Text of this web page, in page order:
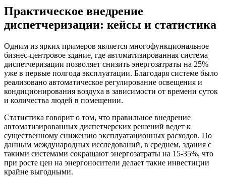
Практическое внедрение
диспетчеризации: кейсы и статистика
Одним из ярких примеров является многофункциональное
бизнес-центровое здание, где автоматизированная система
диспетчеризации позволяет снизить энергозатраты на 25%
уже в первые полгода эксплуатации. Благодаря системе было
реализовано автоматическое регулирование освещения и
кондиционирования воздуха в зависимости от времени суток
и количества людей в помещении.
Статистика говорит о том, что правильное внедрение
автоматизированных диспетчерских решений ведет к
существенному снижению эксплуатационных расходов. По
данным международных исследований, в среднем, здания с
такими системами сокращают энергозатраты на 15-35%, что
при росте цен на энергоносители делает такие инвестиции
крайне выгодными.